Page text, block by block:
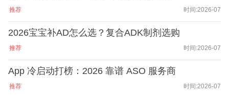
推荐 时间:2026-07
2026宝宝补AD怎么选？复合ADK制剂选购
推荐 时间:2026-07
App 冷启动打榜：2026 靠谱 ASO 服务商
推荐 时间:2026-07